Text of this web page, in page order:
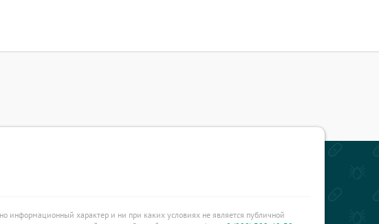
информационный характер и ни при каких условиях не является публичной